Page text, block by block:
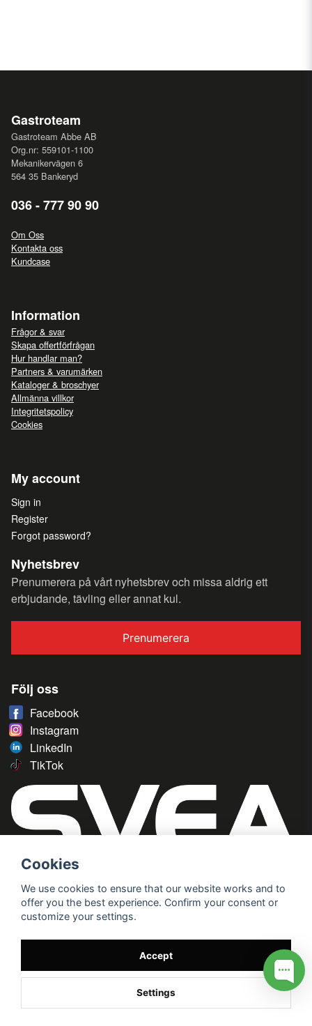
Gastroteam
Gastroteam Abbe AB
Org.nr: 559101-1100
Mekanikervägen 6
564 35 Bankeryd
036 - 777 90 90
Om Oss
Kontakta oss
Kundcase
Information
Frågor & svar
Skapa offertförfrågan
Hur handlar man?
Partners & varumärken
Kataloger & broschyer
Allmänna villkor
Integritetspolicy
Cookies
My account
Sign in
Register
Forgot password?
Nyhetsbrev
Prenumerera på vårt nyhetsbrev och missa aldrig ett
erbjudande, tävling eller annat kul.
Prenumerera
Följ oss
Facebook
Instagram
LinkedIn
TikTok
Cookies
We use cookies to ensure that our website works and to
offer you the best experience. Confirm your consent or
customize your settings.
Accept
Settings